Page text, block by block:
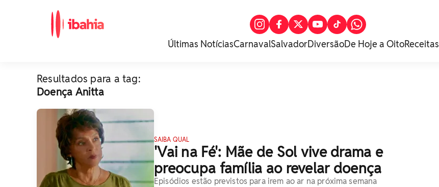
Últimas NotíciasCarnavalSalvadorDiversãoDe Hoje a OitoReceitas
Resultados para a tag:
Doença Anitta
SAIBA QUAL
'Vai na Fé': Mãe de Sol vive drama e
preocupa família ao revelar doença
Episódios estão previstos para irem ao ar na próxima semana